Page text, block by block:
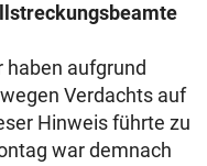
haben aufgrund
Verdachts auf
Hinweis führte zu
war demnach